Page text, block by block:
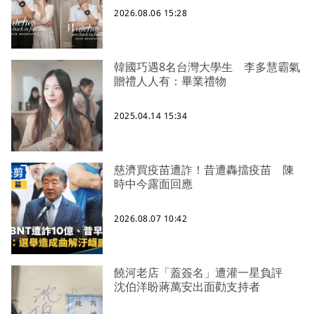
2026.08.06 15:28
韓國巧遇8名台灣大學生 李多慧霸氣
贈禮人人有：畢業禮物
2025.04.14 15:34
慈濟買疫苗遭詐！昔遭轟擋疫苗 陳
時中今露面回應
2026.08.07 10:42
饒河老店「蓋簽名」遭灌一星負評
沈伯洋盼蔣萬安出面勸支持者